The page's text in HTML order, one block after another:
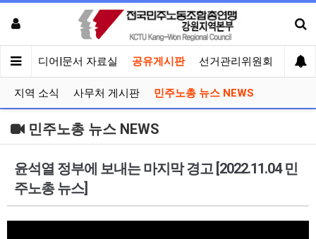
견 미디어|문서 자료실 공유게시판 선거관리위원회
지역 소식 사무처 게시판 민주노총 뉴스 NEWS
민주노총 뉴스 NEWS
윤석열 정부에 보내는 마지막 경고 [2022.11.04 민
주노총 뉴스]